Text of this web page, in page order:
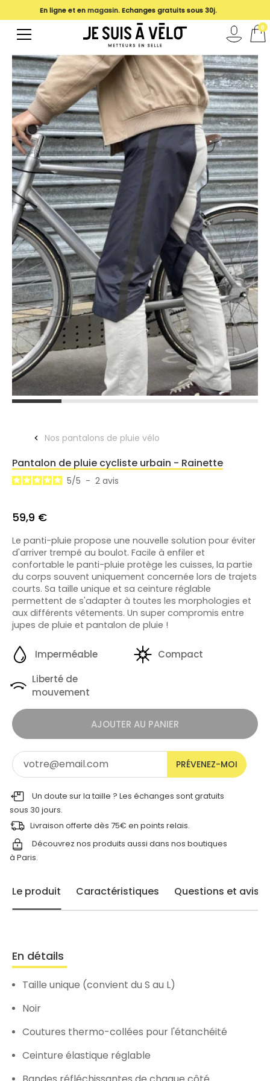
Nos pantalons de pluie vélo
Pantalon de pluie cycliste urbain - Rainette
5/5 - 2 avis
59,9 €
Le panti-pluie propose une nouvelle solution pour éviter
d'arriver trempé au boulot. Facile à enfiler et
confortable le panti-pluie protège les cuisses, la partie
du corps souvent uniquement concernée lors de trajets
courts. Sa taille unique et sa ceinture réglable
permettent de s'adapter à toutes les morphologies et
aux différents vêtements. Un super compromis entre
jupes de pluie et pantalon de pluie !
Imperméable
Compact
Liberté de
mouvement
AJOUTER AU PANIER
PRÉVENEZ-MOI
Un doute sur la taille ? Les échanges sont gratuits
sous 30 jours.
Livraison offerte dès 75€ en points relais.
Découvrez nos produits aussi dans nos boutiques
à Paris.
Le produit Caractéristiques Questions et avis
En détails
Taille unique (convient du S au L)
Noir
Coutures thermo-collées pour l'étanchéité
Ceinture élastique réglable
En ligne et enmagasin. Echanges gratuits sous 30j.
0